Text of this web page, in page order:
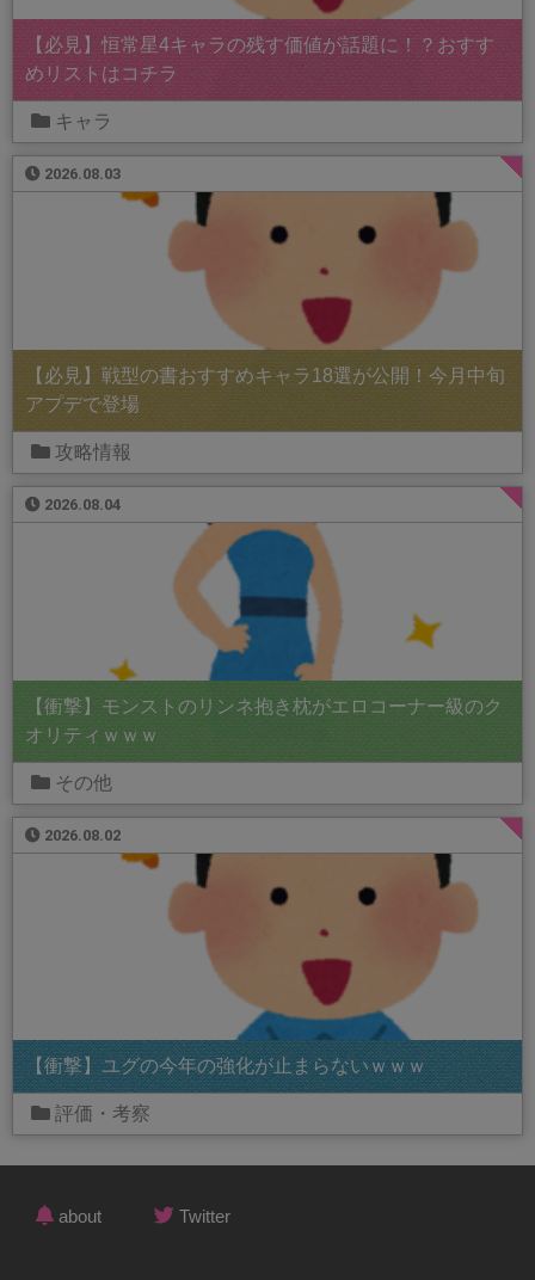
【必見】恒常星4キャラの残す価値が話題に！？おすす
めリストはコチラ
キャラ
2026.08.03
【必見】戦型の書おすすめキャラ18選が公開！今月中旬
アプデで登場
攻略情報
2026.08.04
【衝撃】モンストのリンネ抱き枕がエロコーナー級のク
オリティｗｗｗ
その他
2026.08.02
【衝撃】ユグの今年の強化が止まらないｗｗｗ
評価・考察
about Twitter